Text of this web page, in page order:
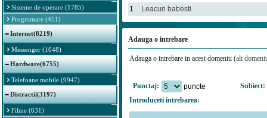
Sisteme de operare (1785)
Programare (451)
Internet(8219)
Messenger (1048)
Hardware(6755)
Telefoane mobile (9947)
Distractii(3197)
Filme (631)
1
Leacuri babesti
Adauga o intrebare
Adauga o intrebare in acest domeniu (alt
Punctaj: puncte
Subiect:
Introduceti intrebarea: